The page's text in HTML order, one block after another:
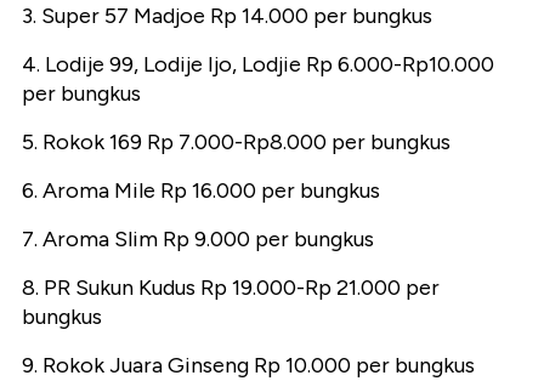
3. Super 57 Madjoe Rp 14.000 per bungkus
4. Lodije 99, Lodije Ijo, Lodjie Rp 6.000-Rp10.000
per bungkus
5. Rokok 169 Rp 7.000-Rp8.000 per bungkus
6. Aroma Mile Rp 16.000 per bungkus
7. Aroma Slim Rp 9.000 per bungkus
8. PR Sukun Kudus Rp 19.000-Rp 21.000 per
bungkus
9. Rokok Juara Ginseng Rp 10.000 per bungkus